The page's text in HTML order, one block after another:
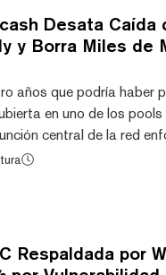
Desata Caída
y Borra Miles de
años que podría haber
en uno de los
central de la red
inversores y envió al
Respaldada por